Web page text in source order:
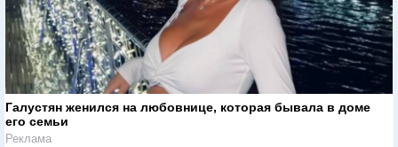
Галустян женился на любовнице, которая бывала в доме
его семьи
Реклама